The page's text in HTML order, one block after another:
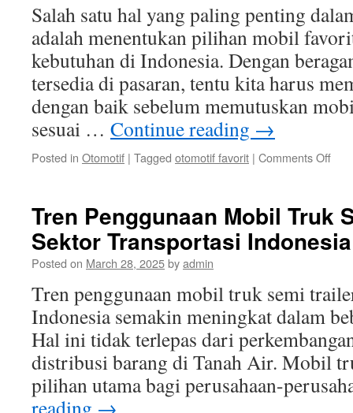
Salah satu hal yang paling penting
adalah menentukan pilihan mobil
kebutuhan di Indonesia. Dengan
tersedia di pasaran, tentu kita harus
dengan baik sebelum memutuskan
sesuai … Continue reading →
Posted in Otomotif | Tagged otomotif favorit | Comments Offon
Tren Penggunaan Mobil Truk
Sektor Transportasi Indonesia
Posted on March 28, 2025byadmin
Tren penggunaan mobil truk semi
Indonesia semakin meningkat dalam
Hal ini tidak terlepas dari
distribusi barang di Tanah Air. Mobil
pilihan utama bagi perusahaan-
reading →